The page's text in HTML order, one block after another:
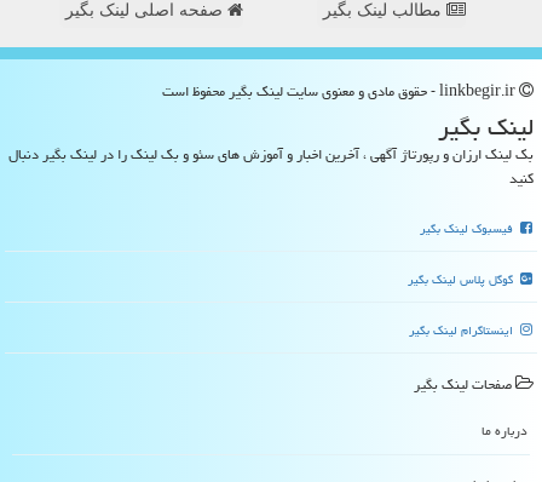
مطالب لینک بگیر صفحه اصلی لینک بگیر
لینك بگیر
بک لینک ارزان و رپورتاژ آگهی ، آخرین اخبار و آموزش های سئو و بک لینک را در لینک بگیر دنبال
کنید
فیسبوک لینک بگیر
گوگل پلاس لینک بگیر
اینستاگرام لینک بگیر
صفحات لینك بگیر
درباره ما